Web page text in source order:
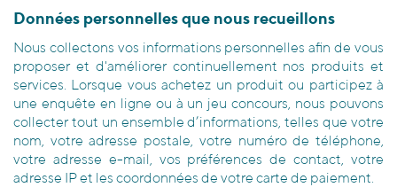
Données personnelles que nous recueillons
Nous collectons vos informations personnelles afin de vous
proposer et d'améliorer continuellement nos produits et
services. Lorsque vous achetez un produit ou participez à
une enquête en ligne ou à un jeu concours, nous pouvons
collecter tout un ensemble d’informations, telles que votre
nom, votre adresse postale, votre numéro de téléphone,
votre adresse e-mail, vos préférences de contact, votre
adresse IP et les coordonnées de votre carte de paiement.